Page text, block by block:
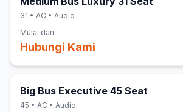
31 • AC • Audio
Mulai dari
Hubungi Kami
Big Bus Executive 45 Seat
45 • AC • Audio